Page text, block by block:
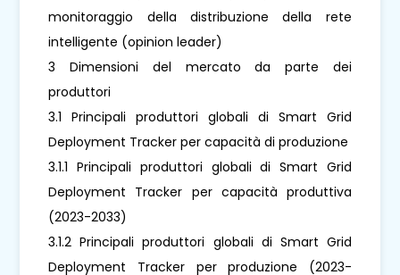
monitoraggio della distribuzione della rete
intelligente (opinion leader)
3 Dimensioni del mercato da parte dei
produttori
3.1 Principali produttori globali di Smart Grid
Deployment Tracker per capacità di produzione
3.1.1 Principali produttori globali di Smart Grid
Deployment Tracker per capacità produttiva
(2023-2033)
3.1.2 Principali produttori globali di Smart Grid
Deployment Tracker per produzione (2023-